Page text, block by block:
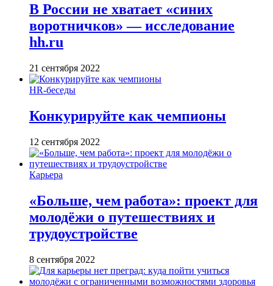
В России не хватает «синих
воротничков» — исследование
hh.ru
21 сентября 2022
HR-беседы
Конкурируйте как чемпионы
12 сентября 2022
Карьера
«Больше, чем работа»: проект для
молодёжи о путешествиях и
трудоустройстве
8 сентября 2022